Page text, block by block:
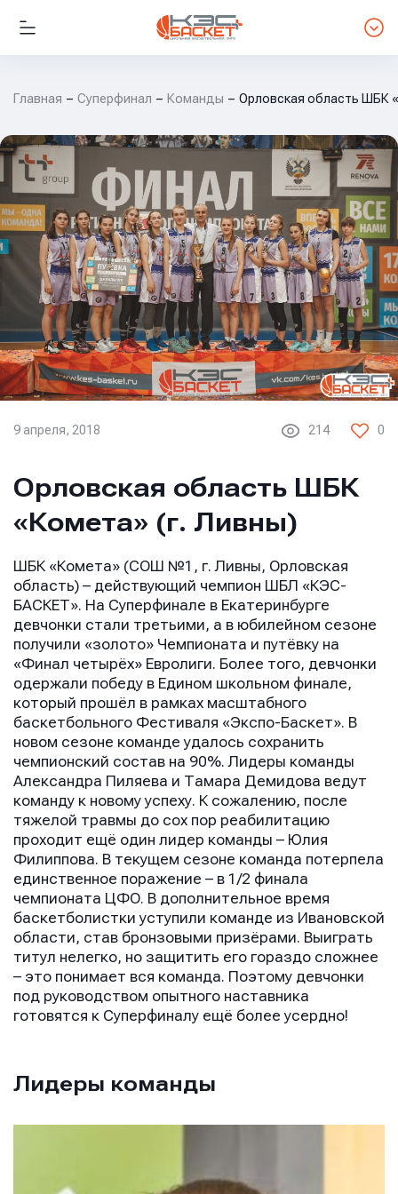
Главная Суперфинал Команды Орловская область ШБК
9 апреля, 2018 214 0
Орловская область ШБК
«Комета» (г. Ливны)
ШБК «Комета» (СОШ №1, г. Ливны, Орловская
область) – действующий чемпион ШБЛ «КЭС-
БАСКЕТ». На Суперфинале в Екатеринбурге
девчонки стали третьими, а в юбилейном сезоне
получили «золото» Чемпионата и путёвку на
«Финал четырёх» Евролиги. Более того, девчонки
одержали победу в Едином школьном финале,
который прошёл в рамках масштабного
баскетбольного Фестиваля «Экспо-Баскет». В
новом сезоне команде удалось сохранить
чемпионский состав на 90%. Лидеры команды
Александра Пиляева и Тамара Демидова ведут
команду к новому успеху. К сожалению, после
тяжелой травмы до сох пор реабилитацию
проходит ещё один лидер команды – Юлия
Филиппова. В текущем сезоне команда потерпела
единственное поражение – в 1/2 финала
чемпионата ЦФО. В дополнительное время
баскетболистки уступили команде из Ивановской
области, став бронзовыми призёрами. Выиграть
титул нелегко, но защитить его гораздо сложнее
– это понимает вся команда. Поэтому девчонки
под руководством опытного наставника
готовятся к Суперфиналу ещё более усердно!
Лидеры команды